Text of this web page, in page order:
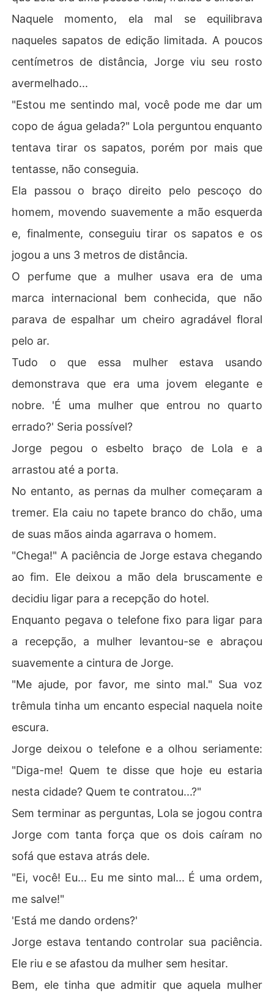
Naquele momento, ela mal se equilibrava
naqueles sapatos de edição limitada. A poucos
centímetros de distância, Jorge viu seu rosto
avermelhado...
"Estou me sentindo mal, você pode me dar um
copo de água gelada?" Lola perguntou enquanto
tentava tirar os sapatos, porém por mais que
tentasse, não conseguia.
Ela passou o braço direito pelo pescoço do
homem, movendo suavemente a mão esquerda
e, finalmente, conseguiu tirar os sapatos e os
jogou a uns 3 metros de distância.
O perfume que a mulher usava era de uma
marca internacional bem conhecida, que não
parava de espalhar um cheiro agradável floral
pelo ar.
Tudo o que essa mulher estava usando
demonstrava que era uma jovem elegante e
nobre. 'É uma mulher que entrou no quarto
errado?' Seria possível?
Jorge pegou o esbelto braço de Lola e a
arrastou até a porta.
No entanto, as pernas da mulher começaram a
tremer. Ela caiu no tapete branco do chão, uma
de suas mãos ainda agarrava o homem.
"Chega!" A paciência de Jorge estava chegando
ao fim. Ele deixou a mão dela bruscamente e
decidiu ligar para a recepção do hotel.
Enquanto pegava o telefone fixo para ligar para
a recepção, a mulher levantou-se e abraçou
suavemente a cintura de Jorge.
"Me ajude, por favor, me sinto mal." Sua voz
trêmula tinha um encanto especial naquela noite
escura.
Jorge deixou o telefone e a olhou seriamente:
"Diga-me! Quem te disse que hoje eu estaria
nesta cidade? Quem te contratou...?"
Sem terminar as perguntas, Lola se jogou contra
Jorge com tanta força que os dois caíram no
sofá que estava atrás dele.
"Ei, você! Eu... Eu me sinto mal... É uma ordem,
me salve!"
'Está me dando ordens?'
Jorge estava tentando controlar sua paciência.
Ele riu e se afastou da mulher sem hesitar.
Bem, ele tinha que admitir que aquela mulher